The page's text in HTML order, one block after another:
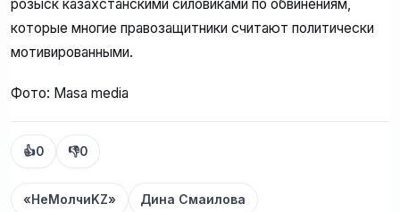
розыск казахстанскими силовиками по обвинениям,
которые многие правозащитники считают политически
мотивированными.
Фото: Masa media
👍0 👎0
«НеМолчиKZ» Дина Смаилова